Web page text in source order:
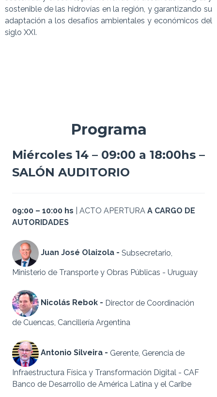
sostenible de las hidrovías en la región, y garantizando su
adaptación a los desafíos ambientales y económicos del
siglo XXI.
Programa
Miércoles 14 – 09:00 a 18:00hs –
SALÓN AUDITORIO
09:00 – 10:00 hs | ACTO APERTURA A CARGO DE
AUTORIDADES
Juan José Olaizola - Subsecretario,
Ministerio de Transporte y Obras Públicas - Uruguay
Nicolás Rebok - Director de Coordinación
de Cuencas, Cancillería Argentina
Antonio Silveira - Gerente, Gerencia de
Infraestructura Física y Transformación Digital - CAF
Banco de Desarrollo de América Latina y el Caribe